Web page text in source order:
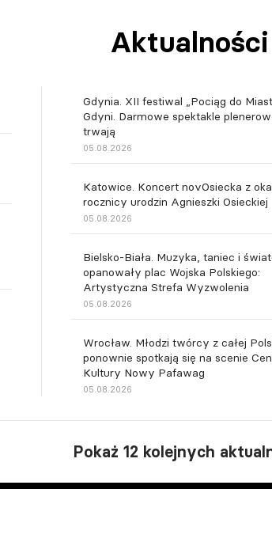
Aktualności
Gdynia. XII festiwal „Pociąg do
Gdyni. Darmowe spektakle
trwają
05.08.2026
Katowice. Koncert novOsiecka z
rocznicy urodzin Agnieszki Osieckiej
05.08.2026
Bielsko-Biała. Muzyka, taniec i
opanowały plac Wojska Polskiego:
Artystyczna Strefa Wyzwolenia
05.08.2026
Wrocław. Młodzi twórcy z całej
ponownie spotkają się na scenie
Kultury Nowy Pafawag
05.08.2026
Pokaż 12 kolejnych